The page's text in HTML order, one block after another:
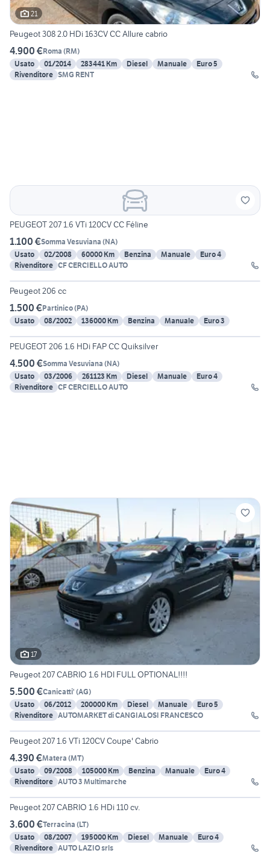
21
Peugeot 308 2.0 HDi 163CV CC Allure cabrio
4.900 €Roma (RM)
Usato
01/2014 283441 Km Diesel Manuale
Euro 5
Rivenditore SMG RENT
PEUGEOT 207 1.6 VTi 120CV CC Féline
1.100 €Somma Vesuviana (NA)
Usato
02/2008 60000 Km Benzina Manuale
Euro 4
Rivenditore CF CERCIELLO AUTO
5
Peugeot 206 cc
1.500 €Partinico(PA)
Usato
08/2002 136000 Km Benzina Manuale Euro 3
25
PEUGEOT 206 1.6 HDi FAP CC Quiksilver
4.500 €Somma Vesuviana (NA)
Usato
03/2006 261123 Km Diesel Manuale
Euro 4
Rivenditore CF CERCIELLO AUTO
17
Peugeot 207 CABRIO 1.6 HDI FULL OPTIONAL!!!!
5.500 €Canicatti' (AG)
Usato
06/2012 200000 Km Diesel Manuale
Euro 5
Rivenditore AUTOMARKET di CANGIALOSI FRANCESCO
17
Peugeot 207 1.6 VTi 120CV Coupe' Cabrio
4.390 €Matera (MT)
Usato
09/2008 105000 Km Benzina Manuale
Euro 4
Rivenditore AUTO 3 Multimarche
18
Peugeot 207 CABRIO 1.6 HDi 110 cv.
3.600 €Terracina (LT)
Usato
08/2007 195000 Km Diesel Manuale
Euro 4
Rivenditore AUTO LAZIO srls